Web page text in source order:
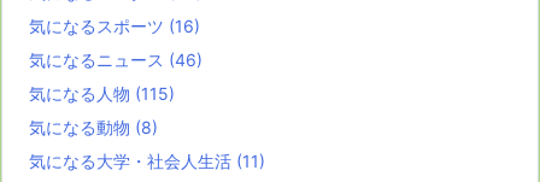
気になるスポーツ (16)
気になるニュース (46)
気になる人物 (115)
気になる動物 (8)
気になる大学・社会人生活 (11)